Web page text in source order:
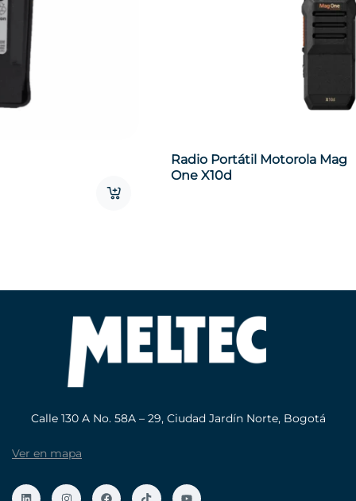
Radio Portátil Motorola Mag
Calle 130 A No. 58A – 29, Ciudad Jardín Norte, Bogotá
Ver en mapa